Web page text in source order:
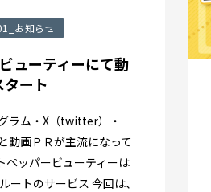
お知らせ
ューティーにて動
ート
ラム・X（twitter）・
画ＰＲが主流になって
ッパービューティーは
ートのサービス 今回は、